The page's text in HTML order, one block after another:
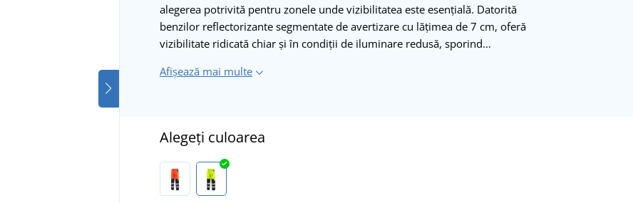
alegerea potrivită pentru zonele unde vizibilitatea este esențială. Datorită
benzilor reflectorizante segmentate de avertizare cu lățimea de 7 cm, oferă
vizibilitate ridicată chiar și în condiții de iluminare redusă, sporind…
Afișează mai multe
Alegeți culoarea